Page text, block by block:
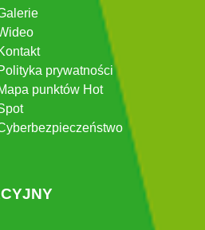
prywatności
punktów Hot